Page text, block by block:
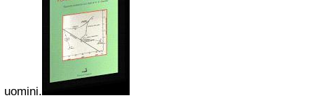
uomini.